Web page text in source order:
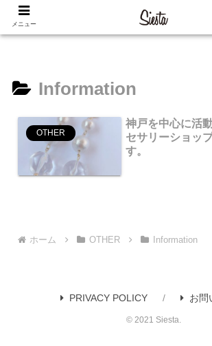
Information
OTHER
神戸を中心に活
セサリーショッ
す。
ホーム OTHER Information
PRIVACY POLICY お問
© 2021 Siesta.
メニュー